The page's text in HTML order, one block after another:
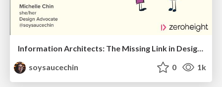
Information Architects: The Missing Link in Design Systems
soysaucechin
0 1k